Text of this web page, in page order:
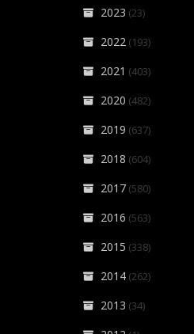
2023 (23)
2022 (193)
2021 (403)
2020 (482)
2019 (637)
2018 (604)
2017 (580)
2016 (563)
2015 (338)
2014 (262)
2013 (34)